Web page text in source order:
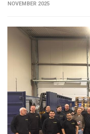
NOVEMBER 2025